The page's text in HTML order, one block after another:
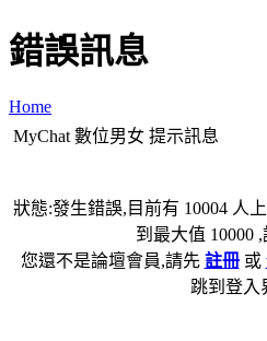
錯誤訊息
Home
MyChat 數位男女 提示訊息
狀態:發生錯誤,目前有 10004 人
到最大值 10000
您還不是論壇會員,請先 註冊或
跳到登入